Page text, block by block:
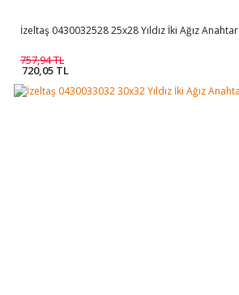
İzeltaş 0430032528 25x28 Yıldız İki Ağız Anahtar
757,94 TL
720,05 TL